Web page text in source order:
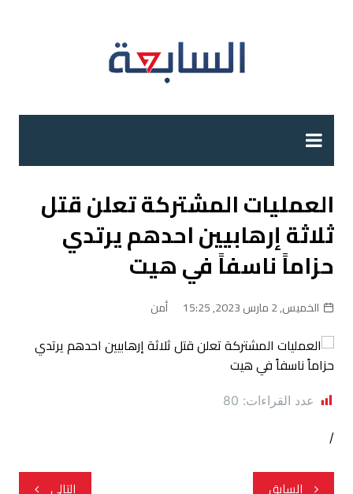
العمليات المشتركة تعلن قتل
ثلاثة إرهابيين احدهم يرتدي
حزاماً ناسفاً في هيت
الخميس, 2 مارس 2023, 15:25 أمن
عدد القراءات: 80
/
تصفّح
السابق التالي